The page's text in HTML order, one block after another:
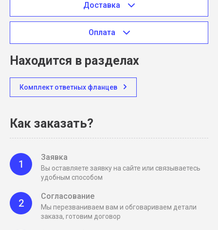
Доставка
Оплата
Находится в разделах
Комплект ответных фланцев
Как заказать?
1
Заявка
Вы оставляете заявку на сайте или связываетесь
удобным способом
2
Согласование
Мы перезваниваем вам и обговариваем детали
заказа, готовим договор